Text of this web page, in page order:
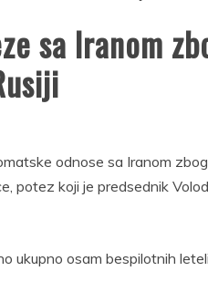
sa Iranom
odnose sa Iranom
potez koji je predsednik
ukupno osam bespilotnih